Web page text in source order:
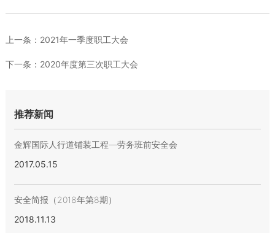
上一条： 2021年一季度职工大会
下一条： 2020年度第三次职工大会
推荐新闻
金辉国际人行道铺装工程—劳务班前安全会
2017.05.15
安全简报（2018年第8期）
2018.11.13